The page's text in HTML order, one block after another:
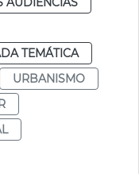
TEMÁTICA
URBANISMO